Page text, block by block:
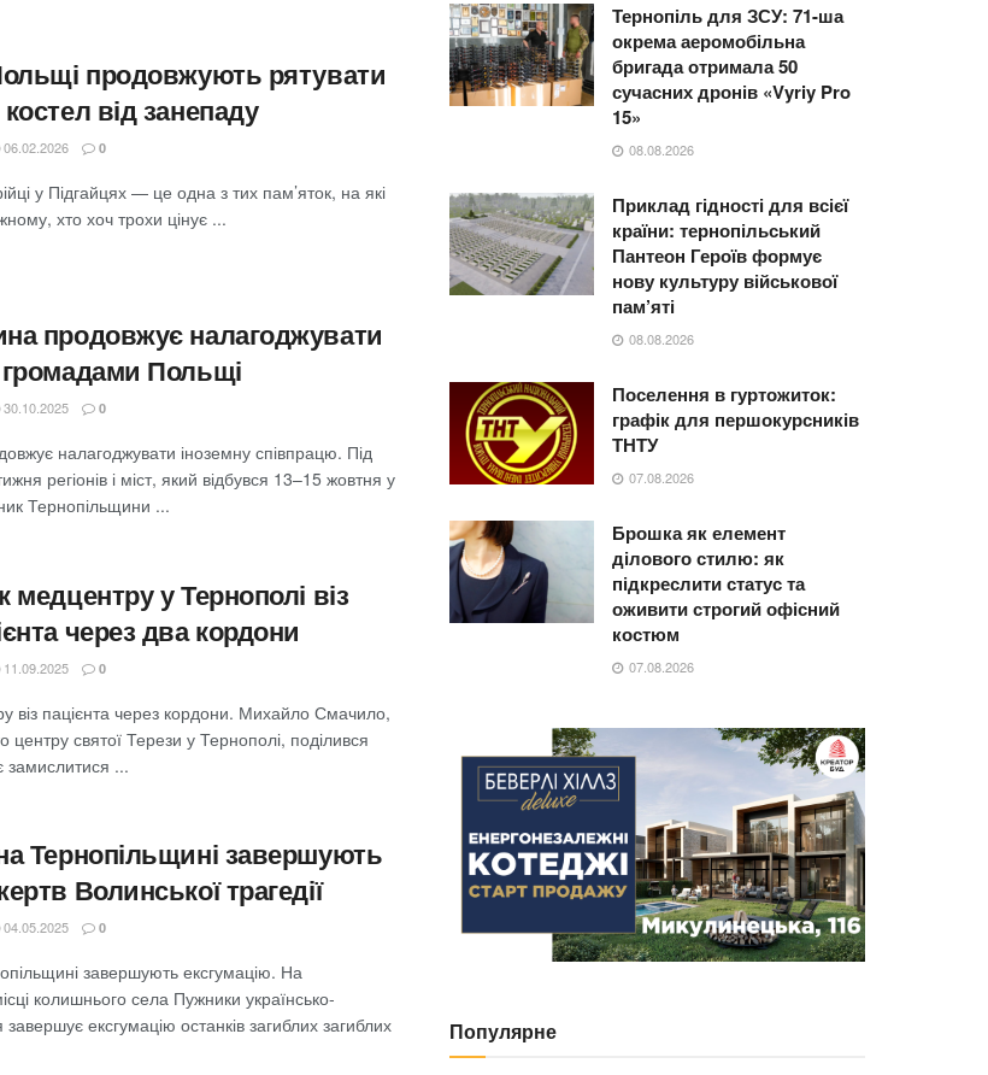
продовжують рятувати
від занепаду
06.02.2026 0
у Підгайцях — це одна з тих пам’яток, на які
хто хоч трохи цінує ...
продовжує налагоджувати
Польщі
30.10.2025 0
налагоджувати іноземну співпрацю. Під
регіонів і міст, який відбувся 13–15 жовтня у
Тернопільщини ...
медцентру у Тернополі віз
через два кордони
11.09.2025 0
віз пацієнта через кордони. Михайло Смачило,
центру святої Терези у Тернополі, поділився
замислитися ...
Тернопільщині завершують
Волинської трагедії
04.05.2025 0
завершують ексгумацію. На
колишнього села Пужники українсько-
завершує ексгумацію останків загиблих загиблих
Тернопіль для ЗСУ: 71-ша
окрема аеромобільна
бригада отримала 50
сучасних дронів «Vyriy Pro
15»
08.08.2026
Приклад гідності для всієї
країни: тернопільський
Пантеон Героїв формує
нову культуру військової
пам’яті
08.08.2026
Поселення в гуртожиток:
графік для першокурсників
ТНТУ
07.08.2026
Брошка як елемент
ділового стилю: як
підкреслити статус та
оживити строгий офісний
костюм
07.08.2026
Популярне